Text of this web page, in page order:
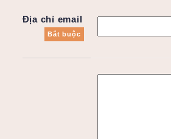
Địa chỉ email
Bắt buộc